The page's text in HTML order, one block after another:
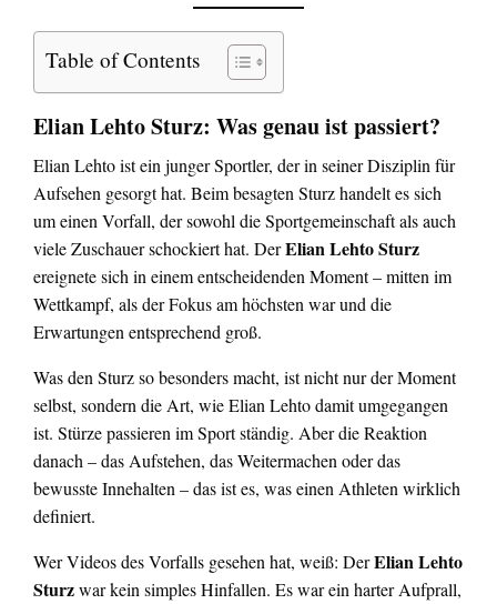
Table of Contents
Elian Lehto Sturz: Was genau ist passiert?
Elian Lehto ist ein junger Sportler, der in seiner Disziplin für
Aufsehen gesorgt hat. Beim besagten Sturz handelt es sich
um einen Vorfall, der sowohl die Sportgemeinschaft als auch
viele Zuschauer schockiert hat. DerElian Lehto Sturz
ereignete sich in einem entscheidenden Moment – mitten im
Wettkampf, als der Fokus am höchsten war und die
Erwartungen entsprechend groß.
Was den Sturz so besonders macht, ist nicht nur der Moment
selbst, sondern die Art, wie Elian Lehto damit umgegangen
ist. Stürze passieren im Sport ständig. Aber die Reaktion
danach – das Aufstehen, das Weitermachen oder das
bewusste Innehalten – das ist es, was einen Athleten wirklich
definiert.
Wer Videos des Vorfalls gesehen hat, weiß: DerElian Lehto
Sturzwar kein simples Hinfallen. Es war ein harter Aufprall,